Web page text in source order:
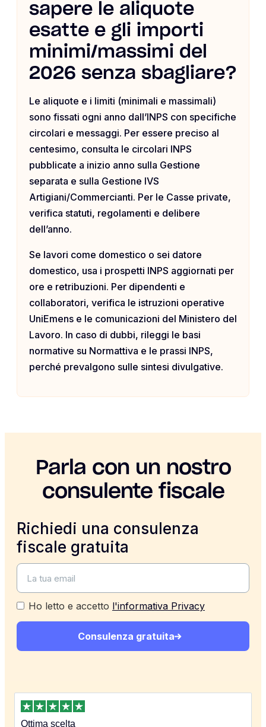
sapere le aliquote
esatte e gli importi
minimi/massimi del
2026 senza sbagliare?
Le aliquote e i limiti (minimali e massimali)
sono fissati ogni anno dall’INPS con specifiche
circolari e messaggi. Per essere preciso al
centesimo, consulta le circolari INPS
pubblicate a inizio anno sulla Gestione
separata e sulla Gestione IVS
Artigiani/Commercianti. Per le Casse private,
verifica statuti, regolamenti e delibere
dell’anno.
Se lavori come domestico o sei datore
domestico, usa i prospetti INPS aggiornati per
ore e retribuzioni. Per dipendenti e
collaboratori, verifica le istruzioni operative
UniEmens e le comunicazioni del Ministero del
Lavoro. In caso di dubbi, rileggi le basi
normative su Normattiva e le prassi INPS,
perché prevalgono sulle sintesi divulgative.
Parla con un nostro
consulente fiscale
Richiedi una consulenza
fiscale gratuita
Ho letto e accetto l'informativa Privacy
Consulenza gratuita
Ottima scelta